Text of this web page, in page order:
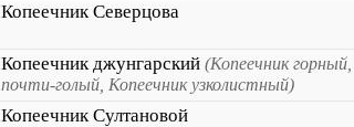
Копеечник Северцова
Копеечник джунгарский (Копеечник
почти-голый, Копеечник узколистный)
Копеечник Султановой